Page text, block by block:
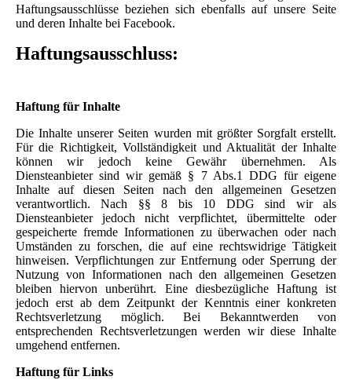
Haftungsausschlüsse beziehen sich ebenfalls auf unsere Seite
und deren Inhalte bei Facebook.
Haftungsausschluss:
Haftung für Inhalte
Die Inhalte unserer Seiten wurden mit größter Sorgfalt erstellt.
Für die Richtigkeit, Vollständigkeit und Aktualität der Inhalte
können wir jedoch keine Gewähr übernehmen. Als
Diensteanbieter sind wir gemäß § 7 Abs.1 DDG für eigene
Inhalte auf diesen Seiten nach den allgemeinen Gesetzen
verantwortlich. Nach §§ 8 bis 10 DDG sind wir als
Diensteanbieter jedoch nicht verpflichtet, übermittelte oder
gespeicherte fremde Informationen zu überwachen oder nach
Umständen zu forschen, die auf eine rechtswidrige Tätigkeit
hinweisen. Verpflichtungen zur Entfernung oder Sperrung der
Nutzung von Informationen nach den allgemeinen Gesetzen
bleiben hiervon unberührt. Eine diesbezügliche Haftung ist
jedoch erst ab dem Zeitpunkt der Kenntnis einer konkreten
Rechtsverletzung möglich. Bei Bekanntwerden von
entsprechenden Rechtsverletzungen werden wir diese Inhalte
umgehend entfernen.
Haftung für Links